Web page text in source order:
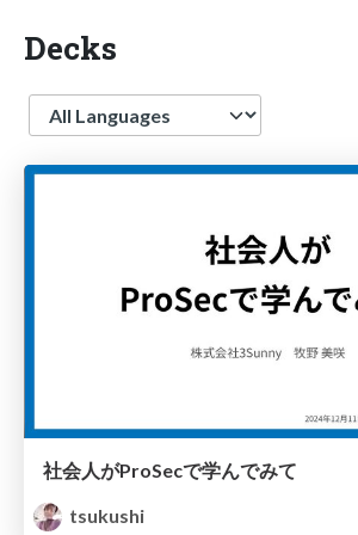
Decks
Language
社会人がProSecで学んでみて
tsukushi